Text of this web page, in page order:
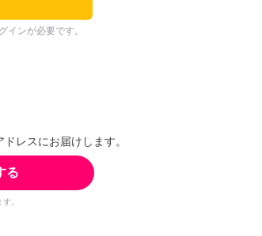
インが必要です。
レスにお届けします。
る
。